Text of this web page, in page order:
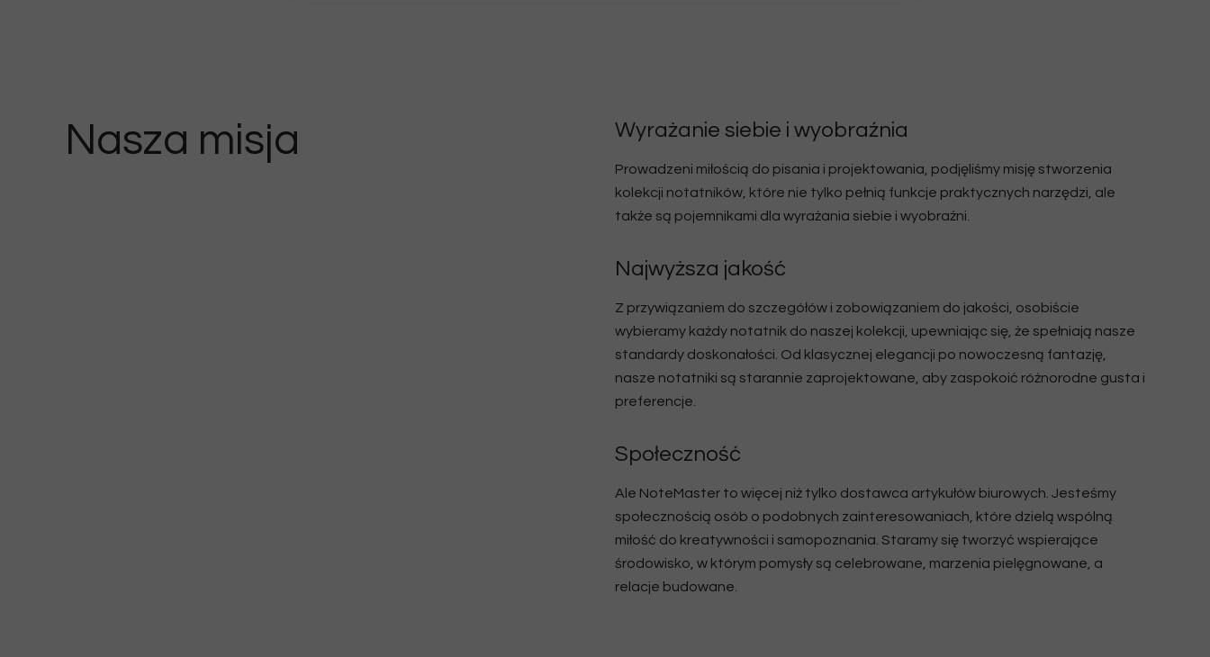
Nasza misja Wyrażanie siebie i wyobraźnia
Prowadzeni miłością do pisania i projektowania, podjęliśmy misję stworzenia
kolekcji notatników, które nie tylko pełnią funkcje praktycznych narzędzi, ale
także są pojemnikami dla wyrażania siebie i wyobraźni.
Najwyższa jakość
Z przywiązaniem do szczegółów i zobowiązaniem do jakości, osobiście
wybieramy każdy notatnik do naszej kolekcji, upewniając się, że spełniają nasze
standardy doskonałości. Od klasycznej elegancji po nowoczesną fantazję,
nasze notatniki są starannie zaprojektowane, aby zaspokoić różnorodne gusta i
preferencje.
Społeczność
Ale NoteMaster to więcej niż tylko dostawca artykułów biurowych. Jesteśmy
społecznością osób o podobnych zainteresowaniach, które dzielą wspólną
miłość do kreatywności i samopoznania. Staramy się tworzyć wspierające
środowisko, w którym pomysły są celebrowane, marzenia pielęgnowane, a
relacje budowane.